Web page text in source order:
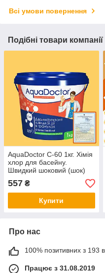
Всі умови повернення
Подібні товари компанії
AquaDoctor C-60 1кг. Хімія
хлор для басейну.
Швидкий шоковий (шок)
хлор ПОРОШОК
Аквадоктор швидкого дії
від цвітіння води
557 ₴
Купити
Про нас
100% позитивних з 193
Працює з 31.08.2019